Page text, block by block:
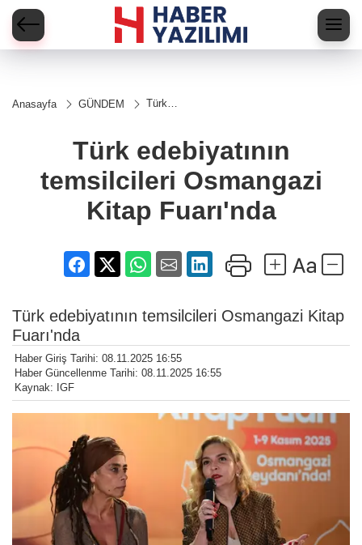
Anasayfa GÜNDEM
Türk
Osmangazi
Kitap
Türk edebiyatının
temsilcileri Osmangazi
Kitap Fuarı'nda
Türk edebiyatının temsilcileri Osmangazi Kitap
Fuarı'nda
Haber Giriş Tarihi: 08.11.2025 16:55
Haber Güncellenme Tarihi: 08.11.2025 16:55
Kaynak: IGF